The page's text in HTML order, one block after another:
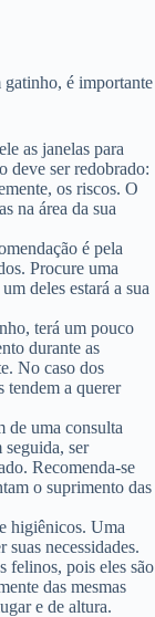
gatinho, é importante
as janelas para
deve ser redobrado:
os riscos. O
na área da sua
é pela
Procure uma
deles estará a sua
terá um pouco
durante as
No caso dos
tendem a querer
de uma consulta
seguida, ser
Recomenda-se
o suprimento das
higiênicos. Uma
necessidades.
felinos, pois eles são
das mesmas
e de altura.